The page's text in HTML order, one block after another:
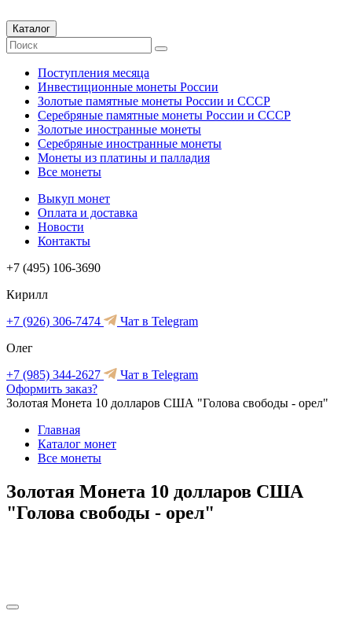
Каталог
Поступления месяца
Инвестиционные монеты России
Золотые памятные монеты России и СССР
Серебряные памятные монеты России и СССР
Золотые иностранные монеты
Серебряные иностранные монеты
Монеты из платины и палладия
Все монеты
Выкуп монет
Оплата и доставка
Новости
Контакты
+7 (495) 106-3690
Кирилл
+7 (926) 306-7474
Чат в Telegram
Олег
+7 (985) 344-2627
Чат в Telegram
Оформить заказ?
Золотая Монета 10 долларов США "Голова свободы - орел"
Главная
Каталог монет
Все монеты
Золотая Монета 10 долларов США
"Голова свободы - орел"